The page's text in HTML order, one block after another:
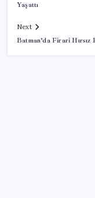
Yaşattı
Next
Batman’da Firari Hırsız